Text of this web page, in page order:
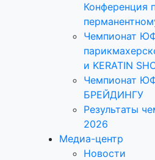
Конференция
Чемпионат
и KERATIN
Чемпионат
БРЕЙДИНГУ
Результаты
2026
Медиа-центр
Новости